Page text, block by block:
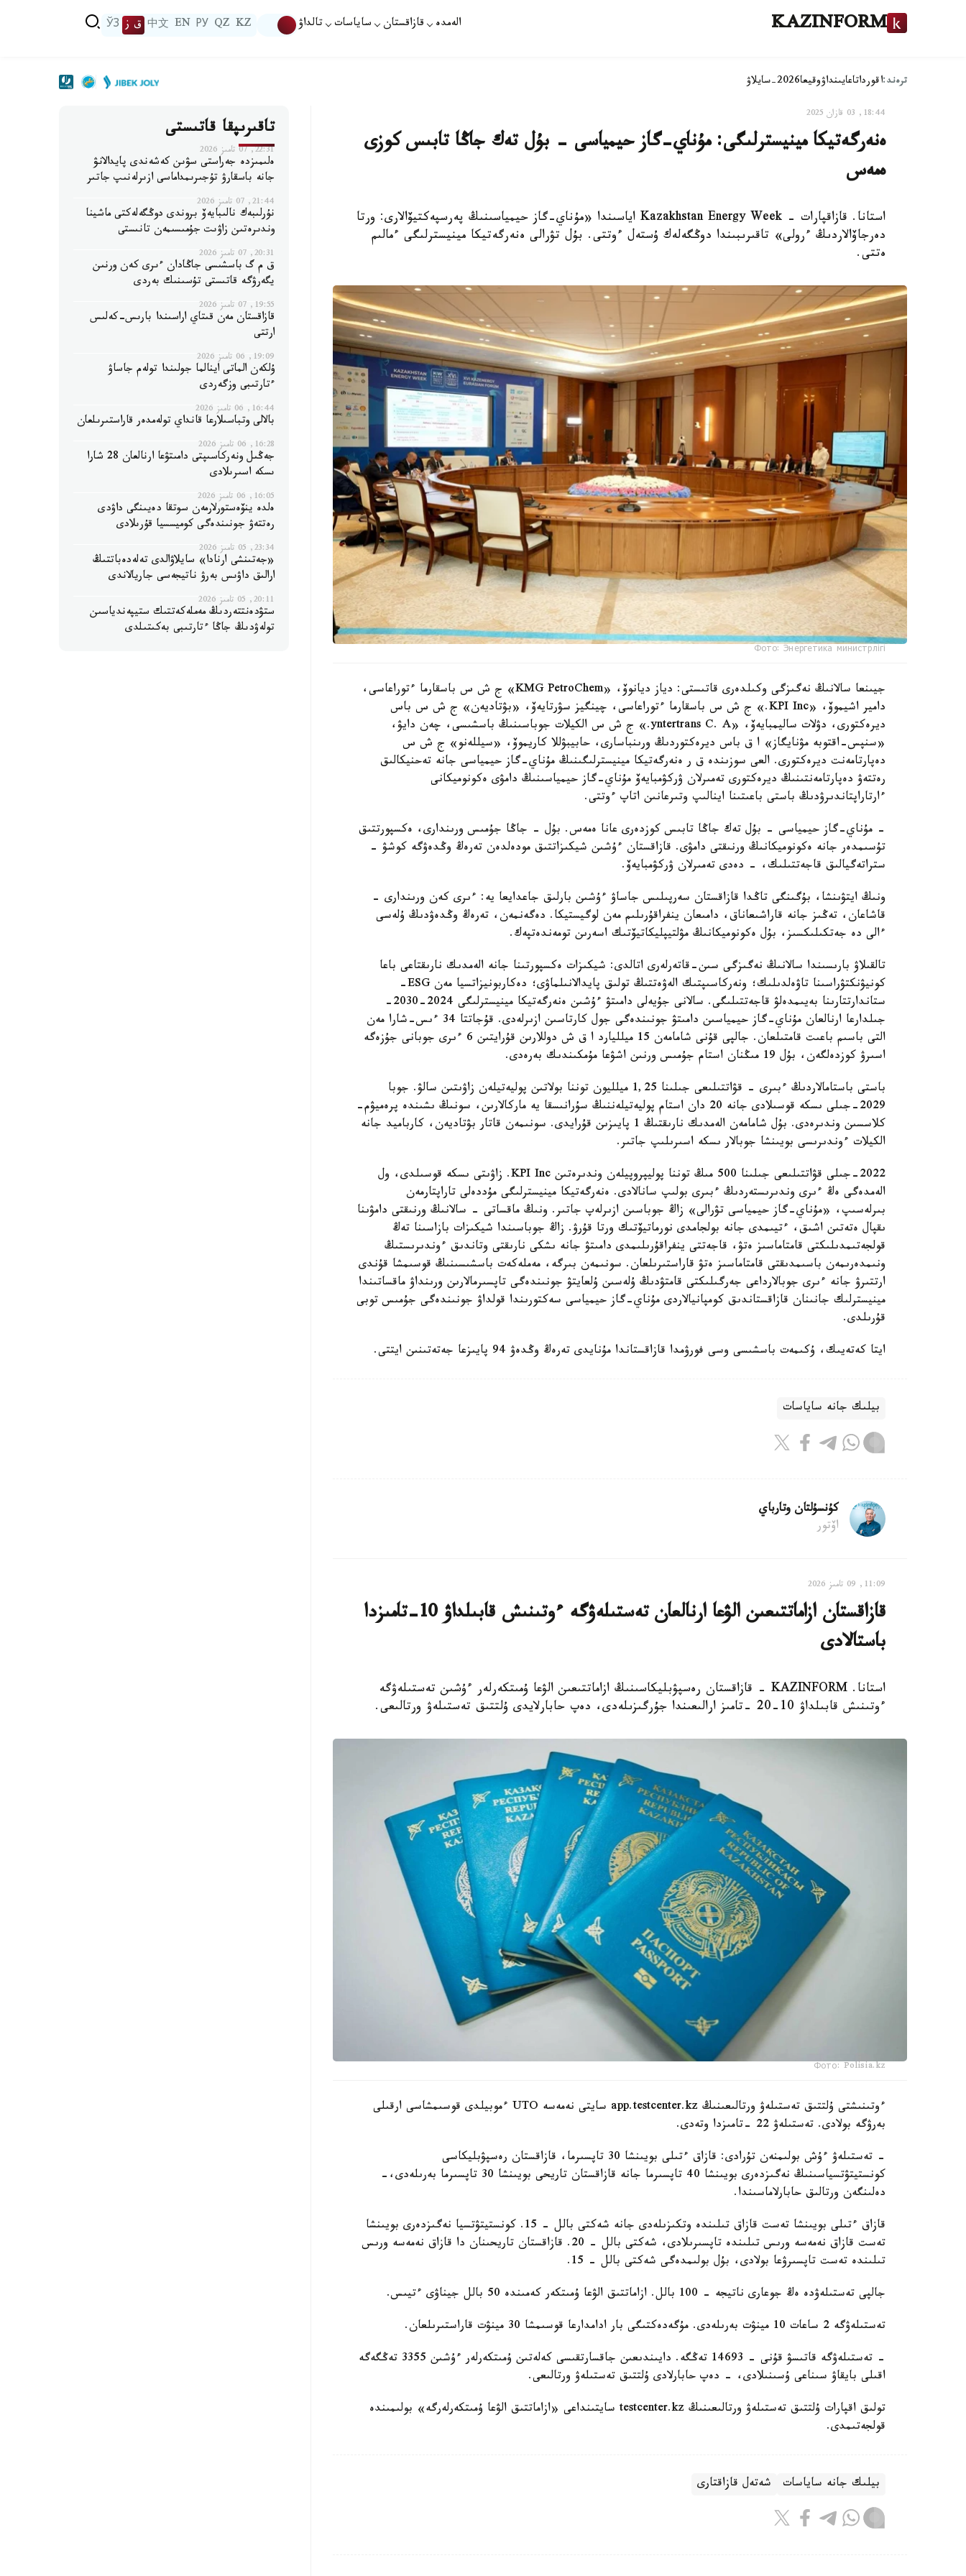
KAZINFORM الەمدە قازاقستان ساياسات تالداۋ KZ
QZ
РУ
EN
中文 ق ز ЎЗ
ترەند:اقورداتاعايىنداۋوقيعا2026-سايلاۋ
18:44, 03 قازان 2025
ەنەرگەتيكا مينيسترلىگى: مۇناي-گاز حيمياسى - بۇل تەك جاڭا تابىس كوزى
ەمەس
استانا. قازاقپارات - Kazakhstan Energy Week اياسىندا «مۇناي-گاز حيمياسىنىڭ پەرسپەكتيۆالارى: ورتا
دەرجاۆالاردىڭ ءرولى» تاقىرىبىندا دوڭگەلەك ۇستەل ءوتتى. بۇل تۋرالى ەنەرگەتيكا مينيسترلىگى ءمالىم
ەتتى.
Фото: Энергетика министрлігі
جيىنعا سالانىڭ نەگىزگى وكىلدەرى قاتىستى: دياز ديانوۆ، «KMG PetroChem» ج ش س باسقارما ءتوراعاسى،
دامير اشيموۆ، «KPI Inc.» ج ش س باسقارما ءتوراعاسى، چينگيز سۋرتايەۆ، «بۋتاديەن» ج ش س باس
ديرەكتورى، دۋلات ساليمبايەۆ، «yntertrans C. A.» ج ش س الكيلات جوباسىنىڭ باسشىسى، چەن دايۋ،
«سنپس-اقتوبە مۋنايگاز» ا ق باس ديرەكتوردىڭ ورىنباسارى، حابيبۋللا كاريموۆ، «سيللەنو» ج ش س
دەپارتامەنت ديرەكتورى. العى سوزىندە ق ر ەنەرگەتيكا مينيسترلىگىنىڭ مۇناي-گاز حيمياسى جانە تەحنيكالىق
رەتتەۋ دەپارتامەنتىنىڭ ديرەكتورى تەمىرلان ۋركۋمبايەۆ مۇناي-گاز حيمياسىنىڭ دامۋى ەكونوميكانى
ءارتاراپتاندىرۋدىڭ باستى باعىتىنا اينالىپ وتىرعانىن اتاپ ءوتتى.
- مۇناي-گاز حيمياسى - بۇل تەك جاڭا تابىس كوزدەرى عانا ەمەس. بۇل - جاڭا جۇمىس ورىندارى، ەكسپورتتىق
تۇسىمدەر جانە ەكونوميكانىڭ ورنىقتى دامۋى. قازاقستان ءۇشىن شيكىزاتتىق مودەلدەن تەرەڭ وڭدەۋگە كوشۋ -
ستراتەگيالىق قاجەتتىلىك، - دەدى تەمىرلان ۋركۋمبايەۆ.
ونىڭ ايتۋىنشا، بۇگىنگى تاڭدا قازاقستان سەرپىلىس جاساۋ ءۇشىن بارلىق جاعدايعا يە: ءىرى كەن ورىندارى -
قاشاعان، تەڭىز جانە قاراشىعاناق، دامىعان ينفراقۇرىلىم مەن لوگيستيكا. دەگەنمەن، تەرەڭ وڭدەۋدىڭ ۇلەسى
ءالى دە جەتكىلىكسىز، بۇل ەكونوميكانىڭ مۋلتيپليكاتيۆتىك اسەرىن تومەندەتپەك.
تالقىلاۋ بارىسىندا سالانىڭ نەگىزگى سىن-قاتەرلەرى اتالدى: شيكىزات ەكسپورتىنا جانە الەمدىك نارىقتاعى باعا
كونيۋنكتۋراسىنا تاۋەلدىلىك؛ ونەركاسىپتىك الەۋەتتىڭ تولىق پايدالانىلماۋى؛ دەكاربونيزاتسيا مەن ESG-
ستاندارتتارىنا بەيىمدەلۋ قاجەتتىلىگى. سالانى جۇيەلى دامىتۋ ءۇشىن ەنەرگەتيكا مينيسترلىگى 2024-2030-
جىلدارعا ارنالعان مۇناي-گاز حيمياسىن دامىتۋ جونىندەگى جول كارتاسىن ازىرلەدى. قۇجاتتا 34 ءىس-شارا مەن
التى باسىم باعىت قامتىلعان. جالپى قۇنى شامامەن 15 ميلليارد ا ق ش دوللارىن قۇرايتىن 6 ءىرى جوبانى جۇزەگە
اسىرۋ كوزدەلگەن، بۇل 19 مىڭنان استام جۇمىس ورنىن اشۋعا مۇمكىندىك بەرەدى.
باستى باستامالاردىڭ ءبىرى - قۋاتتىلىعى جىلىنا 1,25 ميلليون توننا بولاتىن پوليەتيلەن زاۋىتىن سالۋ. جوبا
2029-جىلى ىسكە قوسىلادى جانە 20 دان استام پوليەتيلەننىڭ سۇرانىسقا يە ماركالارىن، سونىڭ ىشىندە پرەميۋم-
كلاسسىن وندىرەدى. بۇل شامامەن الەمدىك نارىقتىڭ 1 پايىزىن قۇرايدى. سونىمەن قاتار بۋتاديەن، كارباميد جانە
الكيلات ءوندىرىسى بويىنشا جوبالار ىسكە اسىرىلىپ جاتىر.
2022-جىلى قۋاتتىلىعى جىلىنا 500 مىڭ توننا پوليپروپيلەن وندىرەتىن KPI Inc. زاۋىتى ىسكە قوسىلدى، ول
الەمدەگى ەڭ ءىرى وندىرىستەردىڭ ءبىرى بولىپ سانالادى. ەنەرگەتيكا مينيسترلىگى مۇددەلى تاراپتارمەن
بىرلەسىپ، «مۇناي-گاز حيمياسى تۋرالى» زاڭ جوباسىن ازىرلەپ جاتىر. ونىڭ ماقساتى - سالانىڭ ورنىقتى دامۋىنا
ىقپال ەتەتىن اشىق، ءتيىمدى جانە بولجامدى نورماتيۆتىك ورتا قۇرۋ. زاڭ جوباسىندا شيكىزات بازاسىنا تەڭ
قولجەتىمدىلىكتى قامتاماسىز ەتۋ، قاجەتتى ينفراقۇرىلىمدى دامىتۋ جانە ىشكى نارىقتى وتاندىق ءوندىرىستىڭ
ونىمدەرىمەن باسىمدىقتى قامتاماسىز ەتۋ قاراستىرىلعان. سونىمەن بىرگە، مەملەكەت باسشىسىنىڭ قوسىمشا قۇندى
ارتتىرۋ جانە ءىرى جوبالارداعى جەرگىلىكتى قامتۋدىڭ ۇلەسىن ۇلعايتۋ جونىندەگى تاپسىرمالارىن ورىنداۋ ماقساتىندا
مينيسترلىك جانىنان قازاقستاندىق كومپانيالاردى مۇناي-گاز حيمياسى سەكتورىندا قولداۋ جونىندەگى جۇمىس توبى
قۇرىلدى.
ايتا كەتەيىك، ۇكىمەت باسشىسى وسى فورۋمدا قازاقستاندا مۇنايدى تەرەڭ وڭدەۋ 94 پايىزعا جەتەتىنىن ايتتى.
بيلىك جانە ساياسات
كۇنسۇلتان وتارباي
اۆتور
11:09, 09 تامىز 2026
قازاقستان ازاماتتىعىن الۋعا ارنالعان تەستىلەۋگە ءوتىنىش قابىلداۋ 10-تامىزدا
باستالادى
استانا. KAZINFORM - قازاقستان رەسپۋبليكاسىنىڭ ازاماتتىعىن الۋعا ۇمىتكەرلەر ءۇشىن تەستىلەۋگە
ءوتىنىش قابىلداۋ 10-20 -تامىز ارالىعىندا جۇرگىزىلەدى، دەپ حابارلايدى ۇلتتىق تەستىلەۋ ورتالىعى.
Фото: Polisia.kz
ءوتىنىشتى ۇلتتىق تەستىلەۋ ورتالىعىنىڭ app.testcenter.kz سايتى نەمەسە UTO ءموبيلدى قوسىمشاسى ارقىلى
بەرۋگە بولادى. تەستىلەۋ 22 -تامىزدا وتەدى.
- تەستىلەۋ ءۇش بولىمنەن تۇرادى: قازاق ءتىلى بويىنشا 30 تاپسىرما، قازاقستان رەسپۋبليكاسى
كونستيتۋتسياسىنىڭ نەگىزدەرى بويىنشا 40 تاپسىرما جانە قازاقستان تاريحى بويىنشا 30 تاپسىرما بەرىلەدى،-
دەلىنگەن ورتالىق حابارلاماسىندا.
قازاق ءتىلى بويىنشا تەست قازاق تىلىندە وتكىزىلەدى جانە شەكتى بالل - 15. كونستيتۋتسيا نەگىزدەرى بويىنشا
تەست قازاق نەمەسە ورىس تىلىندە تاپسىرىلادى، شەكتى بالل - 20. قازاقستان تاريحىنان دا قازاق نەمەسە ورىس
تىلىندە تەست تاپسىرۋعا بولادى، بۇل بولىمدەگى شەكتى بالل - 15.
جالپى تەستىلەۋدە ەڭ جوعارى ناتيجە - 100 بالل. ازاماتتىق الۋعا ۇمىتكەر كەمىندە 50 بالل جيناۋى ءتيىس.
تەستىلەۋگە 2 ساعات 10 مينۋت بەرىلەدى. مۇگەدەكتىگى بار ادامدارعا قوسىمشا 30 مينۋت قاراستىرىلعان.
- تەستىلەۋگە قاتىسۋ قۇنى - 14693 تەڭگە. دايىندىعىن جاقسارتقىسى كەلەتىن ۇمىتكەرلەر ءۇشىن 3355 تەڭگەگە
اقىلى بايقاۋ سىناعى ۇسىنىلادى، - دەپ حابارلادى ۇلتتىق تەستىلەۋ ورتالىعى.
تولىق اقپارات ۇلتتىق تەستىلەۋ ورتالىعىنىڭ testcenter.kz سايتىنداعى «ازاماتتىق الۋعا ۇمىتكەرلەرگە» بولىمىندە
قولجەتىمدى.
بيلىك جانە ساياسات شەتەل قازاقتارى
تاقىرىپقا قاتىستى
22:31, 07 تامىز 2026
ەلىمىزدە جەراستى سۋىن كەشەندى پايدالانۋ
جانە باسقارۋ تۇجىرىمداماسى ازىرلەنىپ جاتىر
21:44, 07 تامىز 2026
نۇرلىبەك نالىبايەۆ بروندى دوڭگەلەكتى ماشينا
وندىرەتىن زاۋىت جۇمىسىمەن تانىستى
20:31, 07 تامىز 2026
ق م گ باسشىسى جاڭادان ءىرى كەن ورنىن
يگەرۋگە قاتىستى تۇسىنىك بەردى
19:55, 07 تامىز 2026
قازاقستان مەن قىتاي اراسىندا بارىس-كەلىس
ارتتى
19:09, 06 تامىز 2026
ۇلكەن الماتى اينالما جولىندا تولەم جاساۋ
ءتارتىبى وزگەردى
16:44, 06 تامىز 2026
بالالى وتباسىلارعا قانداي تولەمدەر قاراستىرىلعان
16:28, 06 تامىز 2026
جەڭىل ونەركاسىپتى دامىتۋعا ارنالعان 28 شارا
ىسكە اسىرىلادى
16:05, 06 تامىز 2026
ەلدە ينۆەستورلارمەن سوتقا دەيىنگى داۋدى
رەتتەۋ جونىندەگى كوميسسيا قۇرىلادى
23:34, 05 تامىز 2026
«جەتىنشى ارنادا» سايلاۋالدى تەلەدەباتتىڭ
ارالىق داۋىس بەرۋ ناتيجەسى جاريالاندى
20:11, 05 تامىز 2026
ستۋدەنتتەردىڭ مەملەكەتتىك ستيپەندياسىن
تولەۋدىڭ جاڭا ءتارتىبى بەكىتىلدى